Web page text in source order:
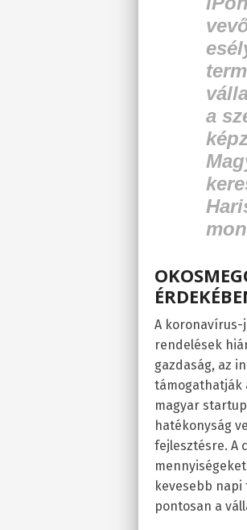
a
A koronavírus-
rendelések
gazdaság, az
támogathatják
magyar
hatékonyság
fejlesztésre. A
kevesebb
pontosan a